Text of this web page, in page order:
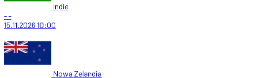
Indie
--
15.11.2026 10:00
Nowa Zelandia